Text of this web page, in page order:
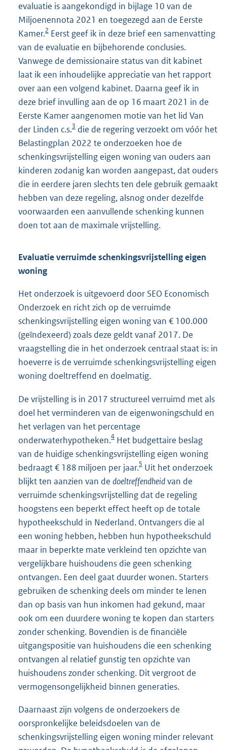
evaluatie is aangekondigd in bijlage 10 van de
Miljoenennota 2021 en toegezegd aan de Eerste
Kamer.2 Eerst geef ik in deze brief een samenvatting
van de evaluatie en bijbehorende conclusies.
Vanwege de demissionaire status van dit kabinet
laat ik een inhoudelijke appreciatie van het rapport
over aan een volgend kabinet. Daarna geef ik in
deze brief invulling aan de op 16 maart 2021 in de
Eerste Kamer aangenomen motie van het lid Van
der Linden c.s.3 die de regering verzoekt om vóór het
Belastingplan 2022 te onderzoeken hoe de
schenkingsvrijstelling eigen woning van ouders aan
kinderen zodanig kan worden aangepast, dat ouders
die in eerdere jaren slechts ten dele gebruik gemaakt
hebben van deze regeling, alsnog onder dezelfde
voorwaarden een aanvullende schenking kunnen
doen tot aan de maximale vrijstelling.
Evaluatie verruimde schenkingsvrijstelling eigen
woning
Het onderzoek is uitgevoerd door SEO Economisch
Onderzoek en richt zich op de verruimde
schenkingsvrijstelling eigen woning van € 100.000
(geïndexeerd) zoals deze geldt vanaf 2017. De
vraagstelling die in het onderzoek centraal staat is: in
hoeverre is de verruimde schenkingsvrijstelling eigen
woning doeltreffend en doelmatig.
De vrijstelling is in 2017 structureel verruimd met als
doel het verminderen van de eigenwoningschuld en
het verlagen van het percentage
onderwaterhypotheken.4 Het budgettaire beslag
van de huidige schenkingsvrijstelling eigen woning
bedraagt € 188 miljoen per jaar.5 Uit het onderzoek
blijkt ten aanzien van de doeltreffendheidvan de
verruimde schenkingsvrijstelling dat de regeling
hoogstens een beperkt effect heeft op de totale
hypotheekschuld in Nederland. Ontvangers die al
een woning hebben, hebben hun hypotheekschuld
maar in beperkte mate verkleind ten opzichte van
vergelijkbare huishoudens die geen schenking
ontvangen. Een deel gaat duurder wonen. Starters
gebruiken de schenking deels om minder te lenen
dan op basis van hun inkomen had gekund, maar
ook om een duurdere woning te kopen dan starters
zonder schenking. Bovendien is de financiële
uitgangspositie van huishoudens die een schenking
ontvangen al relatief gunstig ten opzichte van
huishoudens zonder schenking. Dit vergroot de
vermogensongelijkheid binnen generaties.
Daarnaast zijn volgens de onderzoekers de
oorspronkelijke beleidsdoelen van de
schenkingsvrijstelling eigen woning minder relevant